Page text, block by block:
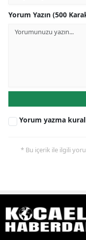
Yorum Yazın (500
Yorum yazma
* Bu içerik ile ilgili